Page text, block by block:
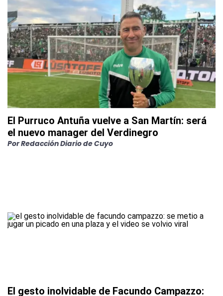
El Purruco Antuña vuelve a San Martín: será
el nuevo manager del Verdinegro
PorRedacción Diario de Cuyo
El gesto inolvidable de Facundo Campazzo: